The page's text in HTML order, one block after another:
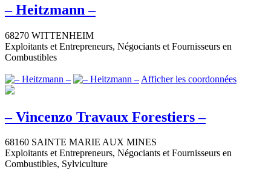
– Heitzmann –
68270 WITTENHEIM
Exploitants et Entrepreneurs, Négociants et Fournisseurs en
Combustibles
Afficher les coordonnées
– Vincenzo Travaux Forestiers –
68160 SAINTE MARIE AUX MINES
Exploitants et Entrepreneurs, Négociants et Fournisseurs en
Combustibles, Sylviculture